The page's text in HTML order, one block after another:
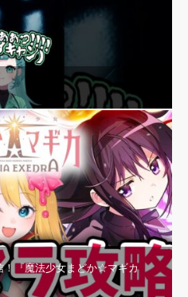
！『魔法少女まどか☆マギカ